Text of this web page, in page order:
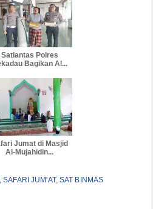
Satlantas Polres
Bagikan Al...
Jumat di Masjid
Al-Mujahidin...
SAFARI JUM'AT,SAT BINMAS